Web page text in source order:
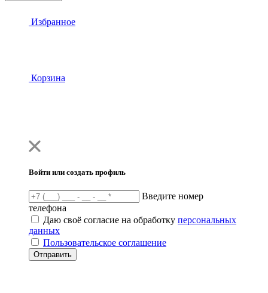
Избранное
Корзина
Войти или создать профиль
Введите номер
телефона
Даю своё согласие на обработку персональных
данных
Пользовательское соглашение
Отправить